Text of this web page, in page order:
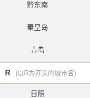
黔东南
秦皇岛
青岛
R (以R为开头的城市名)
日照